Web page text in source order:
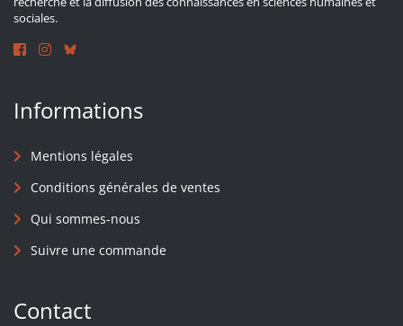
sociales.
Informations
Mentions légales
Conditions générales de ventes
Qui sommes-nous
Suivre une commande
Contact